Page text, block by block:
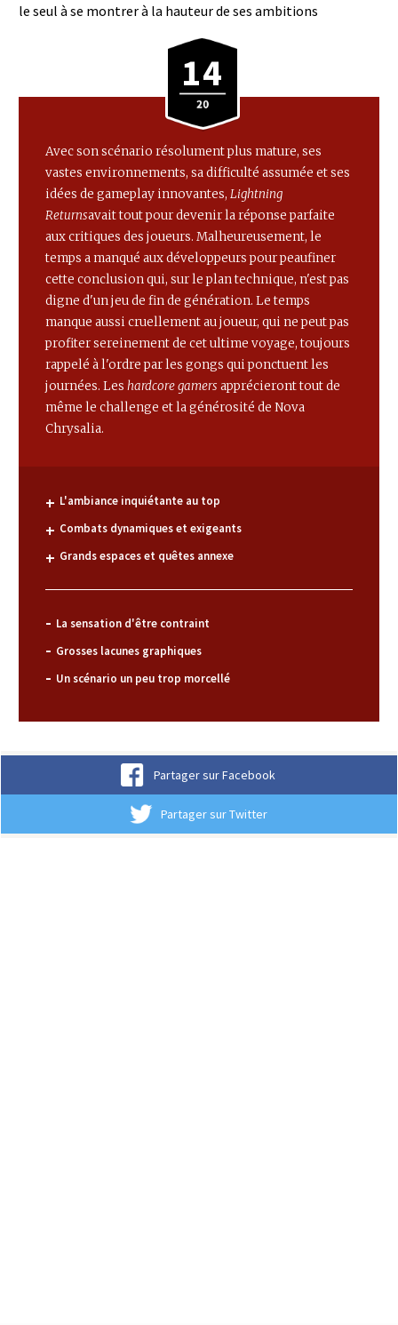
le seul à se montrer à la hauteur de ses ambitions
Avec son scénario résolument plus mature, ses
vastes environnements, sa difficulté assumée et ses
idées de gameplay innovantes, Lightning
Returnsavait tout pour devenir la réponse parfaite
aux critiques des joueurs. Malheureusement, le
temps a manqué aux développeurs pour peaufiner
cette conclusion qui, sur le plan technique, n'est pas
digne d'un jeu de fin de génération. Le temps
manque aussi cruellement au joueur, qui ne peut pas
profiter sereinement de cet ultime voyage, toujours
rappelé à l'ordre par les gongs qui ponctuent les
journées. Les hardcore gamers apprécieront tout de
même le challenge et la générosité de Nova
Chrysalia.
14
L'ambiance inquiétante au top
Combats dynamiques et exigeants
Grands espaces et quêtes annexe
La sensation d'être contraint
Grosses lacunes graphiques
Un scénario un peu trop morcellé
Partager sur Facebook
Partager sur Twitter